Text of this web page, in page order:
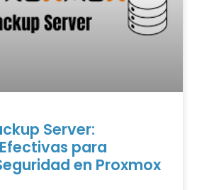
Server:
para
en Proxmox